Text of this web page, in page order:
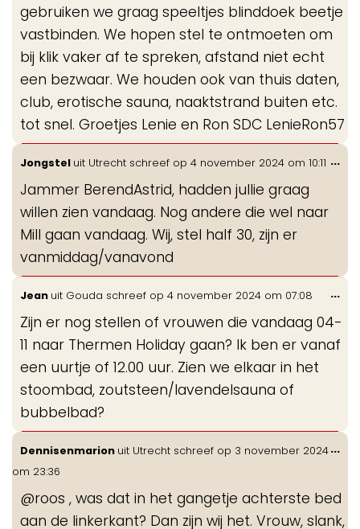
gebruiken we graag speeltjes blinddoek beetje
vastbinden. We hopen stel te ontmoeten om
bij klik vaker af te spreken, afstand niet echt
een bezwaar. We houden ook van thuis daten,
club, erotische sauna, naaktstrand buiten etc.
tot snel. Groetjes Lenie en Ron SDC LenieRon57
Jongstel uit Utrecht schreef op 4 november 2024 om 10:11
Jammer BerendAstrid, hadden jullie graag
willen zien vandaag. Nog andere die wel naar
Mill gaan vandaag. Wij, stel half 30, zijn er
vanmiddag/vanavond
...
Jean uit Gouda schreef op 4 november 2024 om 07:08
Zijn er nog stellen of vrouwen die vandaag 04-
11 naar Thermen Holiday gaan? Ik ben er vanaf
een uurtje of 12.00 uur. Zien we elkaar in het
stoombad, zoutsteen/lavendelsauna of
bubbelbad?
...
Dennisenmarion uit Utrecht schreef op 3 november 2024
om 23:36
@roos , was dat in het gangetje achterste bed
aan de linkerkant? Dan zijn wij het. Vrouw, slank,
...